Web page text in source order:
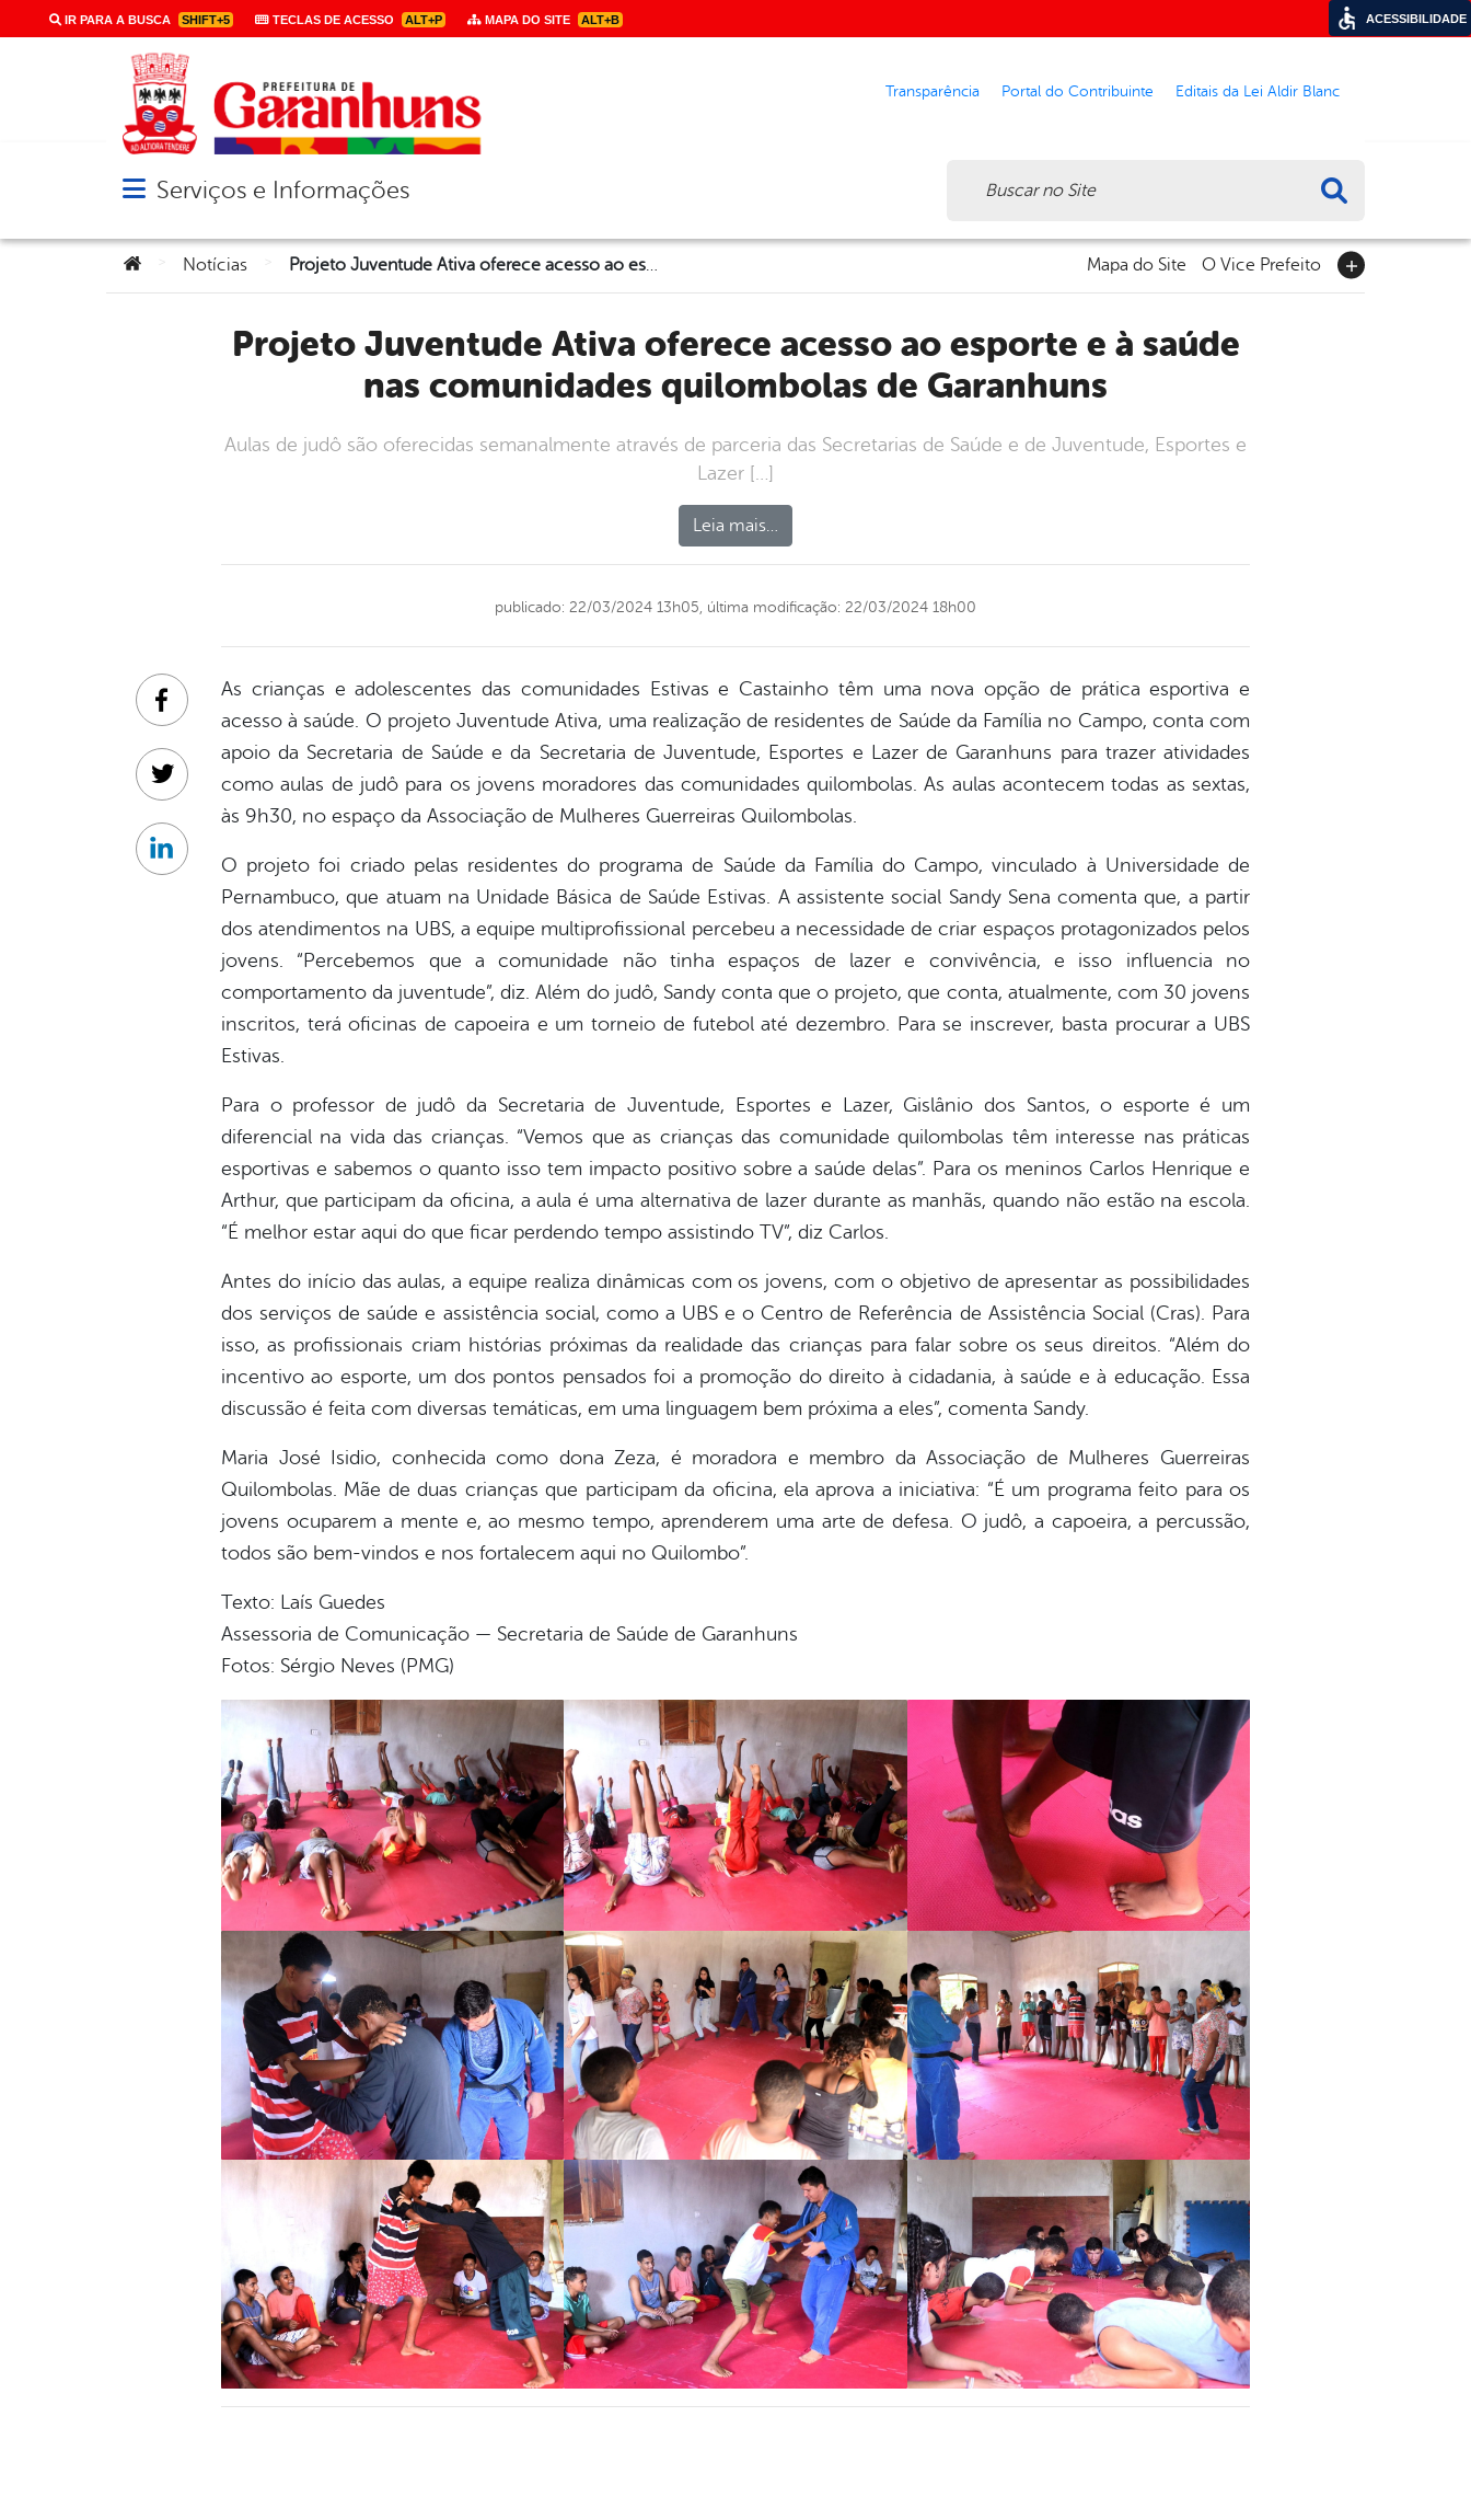
IR PARA A BUSCA SHIFT+5 TECLAS DE ACESSO ALT+P MAPA DO SITE ALT+B
Transparência Portal do Contribuinte Editais da Lei Aldir Blanc
Abrir menu principal de navegação
Serviços e Informações
Você está aqui:
Notícias Projeto Juventude Ativa oferece acesso ao esporte e à saúde nas comunidades quilombolas de Garanhuns Mapa do Site O Vice Prefeito
Projeto Juventude Ativa oferece acesso ao esporte e à saúde
nas comunidades quilombolas de Garanhuns
Aulas de judô são oferecidas semanalmente através de parceria das Secretarias de Saúde e de Juventude, Esportes e
Lazer […]
Leia mais…
publicado: 22/03/2024 13h05, última modificação: 22/03/2024 18h00
As crianças e adolescentes das comunidades Estivas e Castainho têm uma nova opção de prática esportiva e
acesso à saúde. O projeto Juventude Ativa, uma realização de residentes de Saúde da Família no Campo, conta com
apoio da Secretaria de Saúde e da Secretaria de Juventude, Esportes e Lazer de Garanhuns para trazer atividades
como aulas de judô para os jovens moradores das comunidades quilombolas. As aulas acontecem todas as sextas,
às 9h30, no espaço da Associação de Mulheres Guerreiras Quilombolas.
O projeto foi criado pelas residentes do programa de Saúde da Família do Campo, vinculado à Universidade de
Pernambuco, que atuam na Unidade Básica de Saúde Estivas. A assistente social Sandy Sena comenta que, a partir
dos atendimentos na UBS, a equipe multiprofissional percebeu a necessidade de criar espaços protagonizados pelos
jovens. “Percebemos que a comunidade não tinha espaços de lazer e convivência, e isso influencia no
comportamento da juventude”, diz. Além do judô, Sandy conta que o projeto, que conta, atualmente, com 30 jovens
inscritos, terá oficinas de capoeira e um torneio de futebol até dezembro. Para se inscrever, basta procurar a UBS
Estivas.
Para o professor de judô da Secretaria de Juventude, Esportes e Lazer, Gislânio dos Santos, o esporte é um
diferencial na vida das crianças. “Vemos que as crianças das comunidade quilombolas têm interesse nas práticas
esportivas e sabemos o quanto isso tem impacto positivo sobre a saúde delas”. Para os meninos Carlos Henrique e
Arthur, que participam da oficina, a aula é uma alternativa de lazer durante as manhãs, quando não estão na escola.
“É melhor estar aqui do que ficar perdendo tempo assistindo TV”, diz Carlos.
Antes do início das aulas, a equipe realiza dinâmicas com os jovens, com o objetivo de apresentar as possibilidades
dos serviços de saúde e assistência social, como a UBS e o Centro de Referência de Assistência Social (Cras). Para
isso, as profissionais criam histórias próximas da realidade das crianças para falar sobre os seus direitos. “Além do
incentivo ao esporte, um dos pontos pensados foi a promoção do direito à cidadania, à saúde e à educação. Essa
discussão é feita com diversas temáticas, em uma linguagem bem próxima a eles”, comenta Sandy.
Maria José Isidio, conhecida como dona Zeza, é moradora e membro da Associação de Mulheres Guerreiras
Quilombolas. Mãe de duas crianças que participam da oficina, ela aprova a iniciativa: “É um programa feito para os
jovens ocuparem a mente e, ao mesmo tempo, aprenderem uma arte de defesa. O judô, a capoeira, a percussão,
todos são bem-vindos e nos fortalecem aqui no Quilombo”.
Texto: Laís Guedes
Assessoria de Comunicação — Secretaria de Saúde de Garanhuns
Fotos: Sérgio Neves (PMG)
Facebook
Twitter
Linkedin
ACESSIBILIDADE